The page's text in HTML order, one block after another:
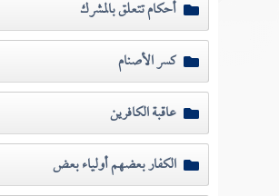
أحكام تتعلق بالمشرك
كسر الأصنام
عاقبة الكافرين
الكفار بعضهم أولياء بعض